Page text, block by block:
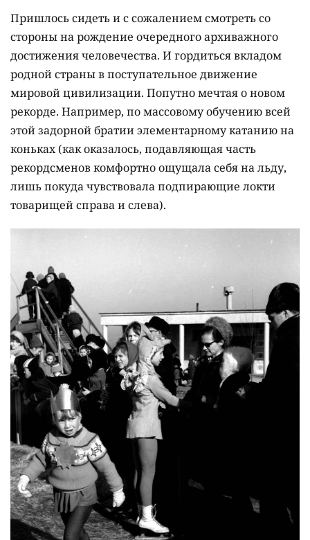
Пришлось сидеть и с сожалением смотреть со
стороны на рождение очередного архиважного
достижения человечества. И гордиться вкладом
родной страны в поступательное движение
мировой цивилизации. Попутно мечтая о новом
рекорде. Например, по массовому обучению всей
этой задорной братии элементарному катанию на
коньках (как оказалось, подавляющая часть
рекордсменов комфортно ощущала себя на льду,
лишь покуда чувствовала подпирающие локти
товарищей справа и слева).